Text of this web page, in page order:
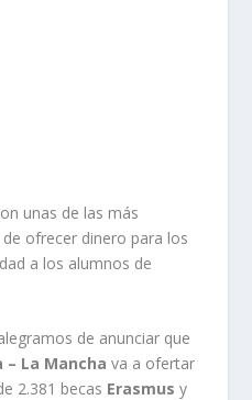
unas de las más
ofrecer dinero para los
a los alumnos de
de anunciar que
La Mancha va a ofertar
2.381 becas Erasmus y